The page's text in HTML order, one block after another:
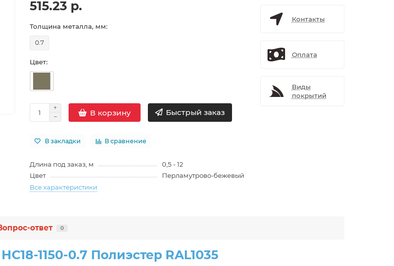
515.23 р.
Толщина металла, мм:
0.7
Цвет:
В корзину Быстрый заказ
В закладки В сравнение
Длина под заказ, м
0,5 - 12
Цвет
Перламутрово-бежевый
Все характеристики
Контакты
Оплата
Виды
покрытий
ответ 0
1150-0.7 Полиэстер RAL1035